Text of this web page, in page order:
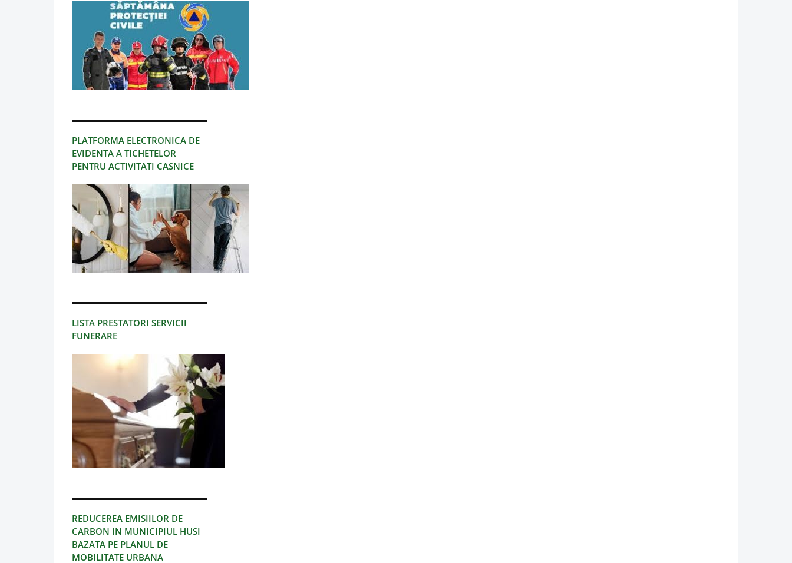
PLATFORMA ELECTRONICA DE
EVIDENTA A TICHETELOR
PENTRU ACTIVITATI CASNICE
LISTA PRESTATORI SERVICII
FUNERARE
REDUCEREA EMISIILOR DE
CARBON IN MUNICIPIUL HUSI
BAZATA PE PLANUL DE
MOBILITATE URBANA